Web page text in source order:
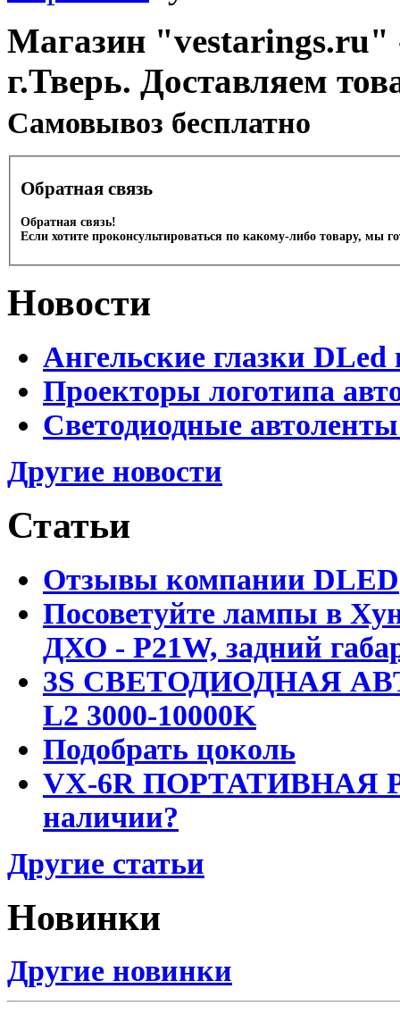
Магазин "vestarings.ru"
г.Тверь. Доставляем
Cамовывоз бесплатно
Обратная связь
Обратная связь!
Если хотите проконсультироваться по какому-либо товару, мы
Новости
Ангельские глазки DLed
Проекторы логотипа
Светодиодные
Другие новости
Статьи
Отзывы компании DLED
Посоветуйте лампы в
ДХО - P21W, задний
3S СВЕТОДИОДНАЯ
L2 3000-10000K
Подобрать цоколь
VX-6R ПОРТАТИВНАЯ
наличии?
Другие статьи
Новинки
Другие новинки